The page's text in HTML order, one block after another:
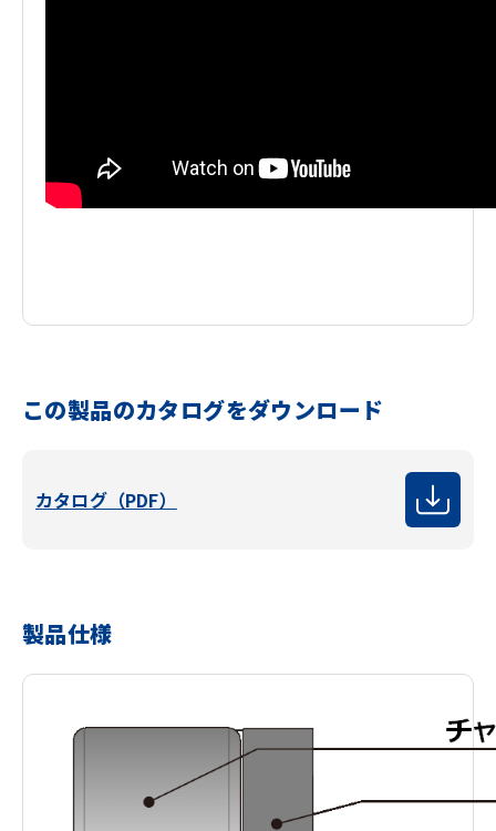
この製品のカタログをダウンロード
カタログ（PDF）
製品仕様